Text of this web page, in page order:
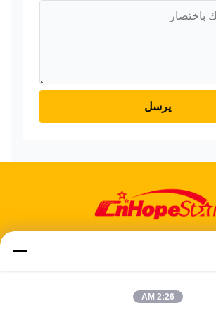
يرسل
عنوان: 601-606، الطابق 6، المبنى E، حديقة يوانفين الصناعية، منطقة
2:26 AM